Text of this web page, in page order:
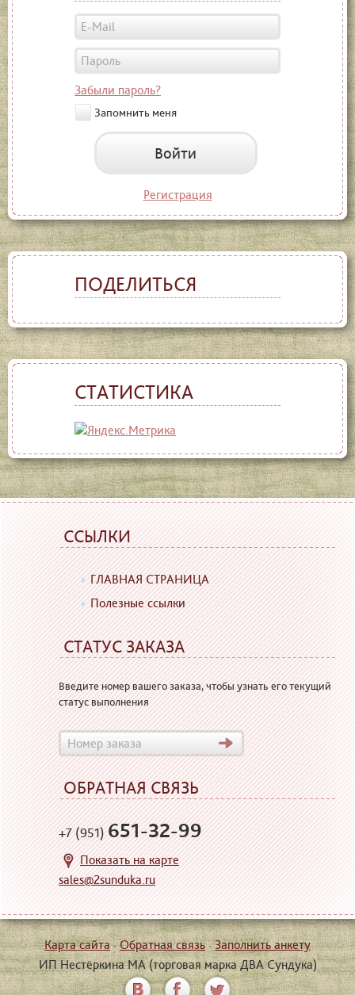
Забыли пароль?
Запомнить меня
Войти
Регистрация
ПОДЕЛИТЬСЯ
СТАТИСТИКА
ССЫЛКИ
ГЛАВНАЯ СТРАНИЦА
Полезные ссылки
СТАТУС ЗАКАЗА
Введите номер вашего заказа, чтобы узнать его текущий
статус выполнения
ОБРАТНАЯ СВЯЗЬ
+7 (951)651-32-99
Показать на карте
sales@2sunduka.ru
Карта сайта·Обратная связь·Заполнить анкету
ИП Нестёркина МА (торговая марка ДВА Сундука)